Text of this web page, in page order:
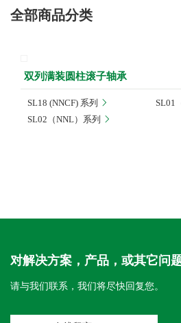
全部商品分类
双列满装圆柱滚子轴承
SL18 (NNCF) 系列
SL01
SL02（NNL）系列
对解决方案，产品，或其它问
请与我们联系，我们将尽快回复您。